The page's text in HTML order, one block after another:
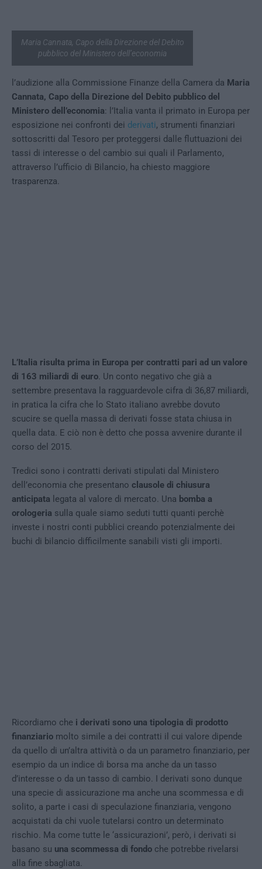
Maria Cannata, Capo della Direzione del Debito
pubblico del Ministero dell’economia
l’audizione alla Commissione Finanze della Camera da Maria
Cannata, Capo della Direzione del Debito pubblico del
Ministero dell’economia: l’Italia vanta il primato in Europa per
esposizione nei confronti dei derivati, strumenti finanziari
sottoscritti dal Tesoro per proteggersi dalle fluttuazioni dei
tassi di interesse o del cambio sui quali il Parlamento,
attraverso l’ufficio di Bilancio, ha chiesto maggiore
trasparenza.
L’Italia risulta prima in Europa per contratti pari ad un valore
di 163 miliardi di euro. Un conto negativo che già a
settembre presentava la ragguardevole cifra di 36,87 miliardi,
in pratica la cifra che lo Stato italiano avrebbe dovuto
scucire se quella massa di derivati fosse stata chiusa in
quella data. E ciò non è detto che possa avvenire durante il
corso del 2015.
Tredici sono i contratti derivati stipulati dal Ministero
dell’economia che presentano clausole di chiusura
anticipata legata al valore di mercato. Una bomba a
orologeria sulla quale siamo seduti tutti quanti perchè
investe i nostri conti pubblici creando potenzialmente dei
buchi di bilancio difficilmente sanabili visti gli importi.
Ricordiamo che i derivati sono una tipologia di prodotto
finanziario molto simile a dei contratti il cui valore dipende
da quello di un’altra attività o da un parametro finanziario, per
esempio da un indice di borsa ma anche da un tasso
d’interesse o da un tasso di cambio. I derivati sono dunque
una specie di assicurazione ma anche una scommessa e di
solito, a parte i casi di speculazione finanziaria, vengono
acquistati da chi vuole tutelarsi contro un determinato
rischio. Ma come tutte le ‘assicurazioni’, però, i derivati si
basano su una scommessa di fondo che potrebbe rivelarsi
alla fine sbagliata.